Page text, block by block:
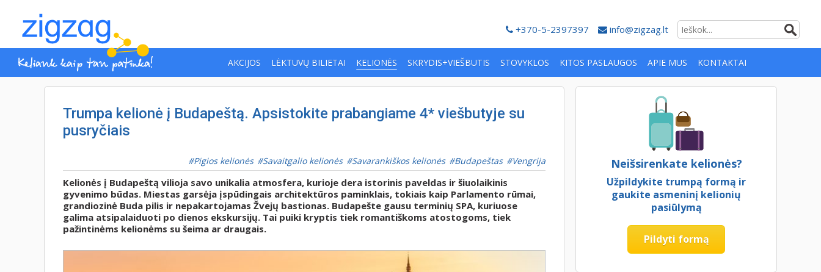
+370-5-2397397 info@zigzag.lt
AKCIJOS LĖKTUVŲ BILIETAI KELIONĖS SKRYDIS+VIEŠBUTIS STOVYKLOS KITOS PASLAUGOS APIE MUS KONTAKTAI
Trumpa kelionė į Budapeštą. Apsistokite prabangiame 4* viešbutyje su
pusryčiais
Pigios kelionės Savaitgalio kelionės Savarankiškos kelionės Budapeštas Vengrija
Kelionės į Budapeštą vilioja savo unikalia atmosfera, kurioje dera istorinis paveldas ir šiuolaikinis
gyvenimo būdas. Miestas garsėja įspūdingais architektūros paminklais, tokiais kaip Parlamento rūmai,
grandiozinė Buda pilis ir nepakartojamas Žvejų bastionas. Budapešte gausu terminių SPA, kuriuose
galima atsipalaiduoti po dienos ekskursijų. Tai puiki kryptis tiek romantiškoms atostogoms, tiek
pažintinėms kelionėms su šeima ar draugais.
Neišsirenkate kelionės?
Užpildykite trumpą formą ir
gaukite asmeninį kelionių
pasiūlymą
Pildyti formą